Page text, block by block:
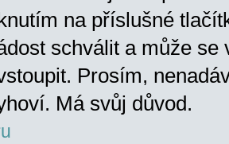
na příslušné
schválit a může se
Prosím,
Má svůj důvod.